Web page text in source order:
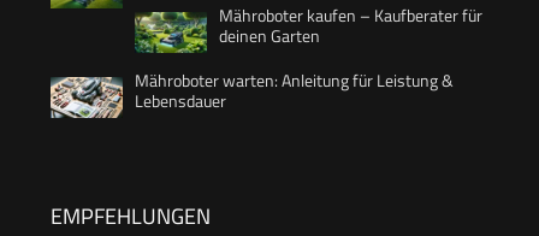
Mähroboter kaufen – Kaufberater für
deinen Garten
Mähroboter warten: Anleitung für Leistung &
Lebensdauer
EMPFEHLUNGEN